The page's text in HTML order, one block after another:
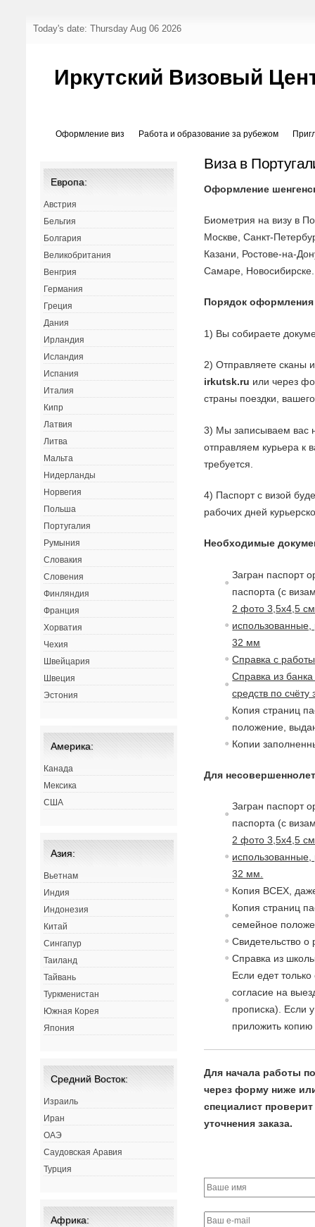
Today's date: Thursday Aug 06 2026
Иркутский Визовый
Оформление виз Работа и образование за рубежом
Виза в
Оформление
Биометрия на визу в
Москве, Санкт-
Казани, Ростове-на-
Самаре, Новосибирске.
Порядок
1) Вы собираете
2) Отправляете сканы
irkutsk.ru или через
страны поездки,
3) Мы записываем вас
отправляем курьера к
требуется.
4) Паспорт с визой
рабочих дней
Необходимые
Загран паспорт
паспорта (с в
2 фото 3,5х4,5
32 мм
Справка с работы
Справка из
средств по
Копия страниц
положение, в
Копии
Для
Загран паспорт
паспорта (с в
2 фото 3,5х4,5
32 мм.
Копия ВСЕХ,
Копия страниц
семейное
Свидетельство о
Справка из
Если едет
согласие на в
прописка). Если
приложить
Для начала работы
через форму ниже
специалист
уточнения заказа.
Европа:
Австрия
Бельгия
Болгария
Великобритания
Венгрия
Германия
Греция
Дания
Ирландия
Исландия
Испания
Италия
Кипр
Латвия
Литва
Мальта
Нидерланды
Норвегия
Польша
Португалия
Румыния
Словакия
Словения
Финляндия
Франция
Хорватия
Чехия
Швейцария
Швеция
Эстония
Америка:
Канада
Мексика
США
Азия:
Вьетнам
Индия
Индонезия
Китай
Сингапур
Таиланд
Тайвань
Туркменистан
Южная Корея
Япония
Средний Восток:
Израиль
Иран
ОАЭ
Саудовская Аравия
Турция
Африка: